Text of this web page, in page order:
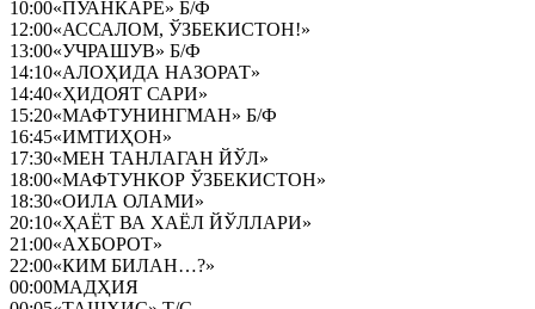
10:00«ПУАНКАРЕ» Б/Ф
12:00«АССАЛОМ, ЎЗБЕКИСТОН!»
13:00«УЧРАШУВ» Б/Ф
14:10«АЛОҲИДА НАЗОРАТ»
14:40«ҲИДОЯТ САРИ»
15:20«МАФТУНИНГМАН» Б/Ф
16:45«ИМТИҲОН»
17:30«МЕН ТАНЛАГАН ЙЎЛ»
18:00«МАФТУНКОР ЎЗБЕКИСТОН»
18:30«ОИЛА ОЛАМИ»
20:10«ҲАЁТ ВА ХАЁЛ ЙЎЛЛАРИ»
21:00«АХБОРОТ»
22:00«КИМ БИЛАН…?»
00:00МАДҲИЯ